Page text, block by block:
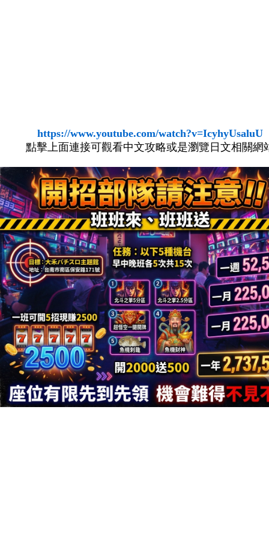
https://www.youtube.com/watch?v=IcyhyUsaluU
點擊上面連接可觀看中文攻略或是瀏覽日文相關網